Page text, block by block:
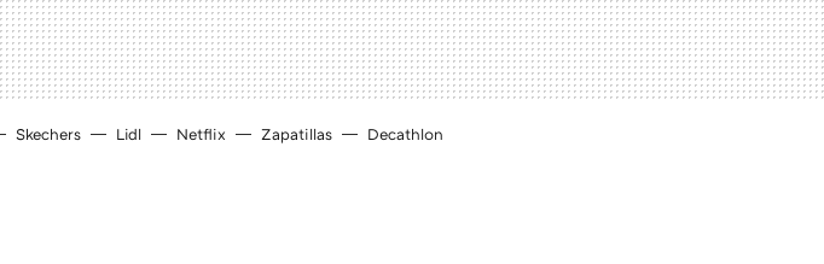
Skechers Lidl Netflix Zapatillas Decathlon